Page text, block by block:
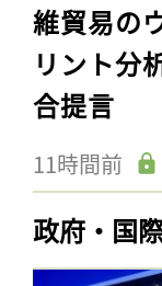
維貿易の
リント分
合提言
11時間前
政府・国